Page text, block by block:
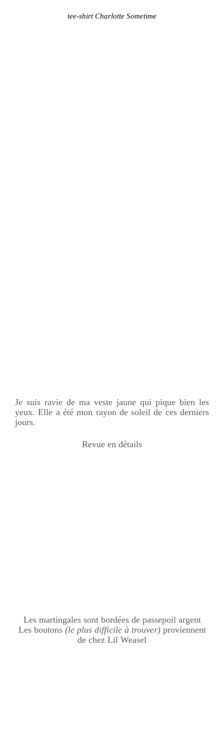
tee-shirt Charlotte Sometime
Je suis ravie de ma veste jaune qui pique bien les
yeux. Elle a été mon rayon de soleil de ces derniers
jours.
Revue en détails
Les martingales sont bordées de passepoil argent
Les boutons (le plus difficile à trouver)proviennent
de chez Lil Weasel